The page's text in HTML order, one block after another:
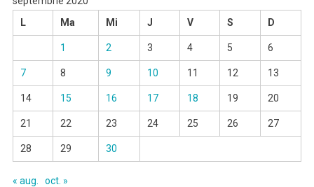
L
Ma Mi J V S D
1 2 3 4 5 6
7 8 9 10 11 12 13
14 15 16 17 18 19 20
21 22 23 24 25 26 27
28 29 30
« aug. oct. »